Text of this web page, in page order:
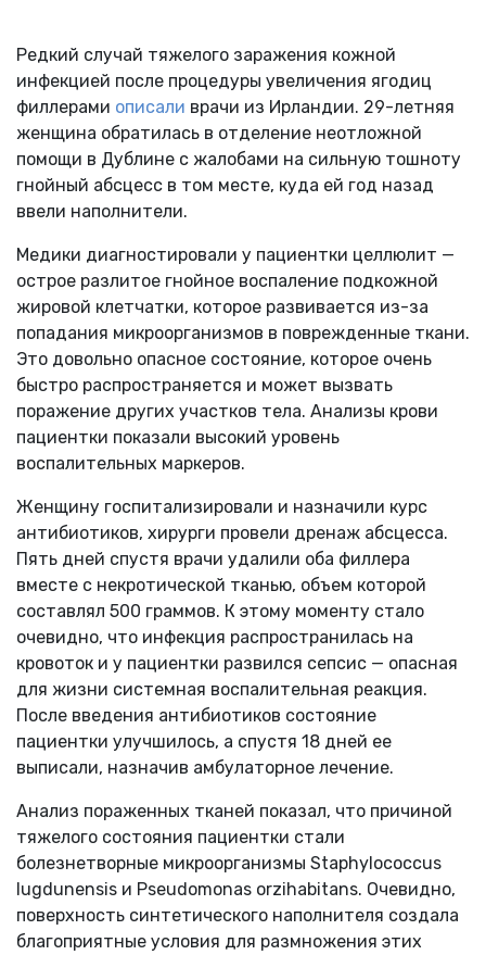
Редкий случай тяжелого заражения кожной
инфекцией после процедуры увеличения ягодиц
филлерами описали врачи из Ирландии. 29-летняя
женщина обратилась в отделение неотложной
помощи в Дублине с жалобами на сильную тошноту
гнойный абсцесс в том месте, куда ей год назад
ввели наполнители.
Медики диагностировали у пациентки целлюлит —
острое разлитое гнойное воспаление подкожной
жировой клетчатки, которое развивается из-за
попадания микроорганизмов в поврежденные ткани.
Это довольно опасное состояние, которое очень
быстро распространяется и может вызвать
поражение других участков тела. Анализы крови
пациентки показали высокий уровень
воспалительных маркеров.
Женщину госпитализировали и назначили курс
антибиотиков, хирурги провели дренаж абсцесса.
Пять дней спустя врачи удалили оба филлера
вместе с некротической тканью, объем которой
составлял 500 граммов. К этому моменту стало
очевидно, что инфекция распространилась на
кровоток и у пациентки развился сепсис — опасная
для жизни системная воспалительная реакция.
После введения антибиотиков состояние
пациентки улучшилось, а спустя 18 дней ее
выписали, назначив амбулаторное лечение.
Анализ пораженных тканей показал, что причиной
тяжелого состояния пациентки стали
болезнетворные микроорганизмы Staphylococcus
lugdunensis и Pseudomonas orzihabitans. Очевидно,
поверхность синтетического наполнителя создала
благоприятные условия для размножения этих